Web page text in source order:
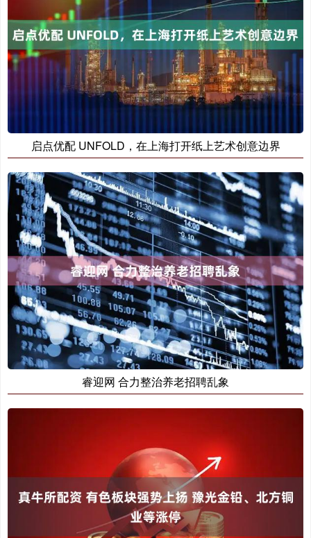
启点优配 UNFOLD，在上海打开纸上艺术创意边界
睿迎网 合力整治养老招聘乱象